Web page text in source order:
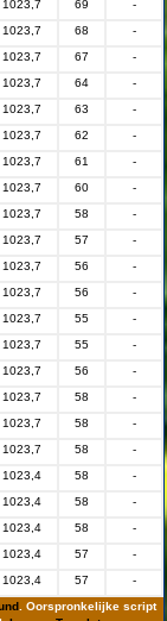
1023,7 69
-
1023,7 68
-
1023,7 67
-
1023,7 64
-
1023,7 63
-
1023,7 62
-
1023,7 61
-
1023,7 60
-
1023,7 58
-
1023,7 57
-
1023,7 56
-
1023,7 56
-
1023,7 55
-
1023,7 55
-
1023,7 56
-
1023,7 58
-
1023,7 58
-
1023,7 58
-
1023,4 58
-
1023,4 58
-
1023,4 58
-
1023,4 57
-
1023,4 57
-
. Oorspronkelijke script